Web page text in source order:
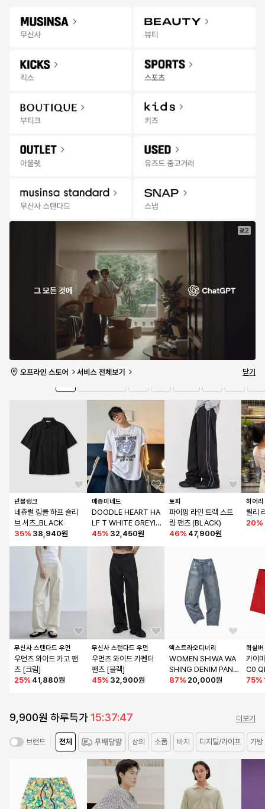
무신사 킥스 스타필드 고양점 오픈
콘텐츠 추천 세일 발매
TIMES_NEWS 6-PA
25,200원
바버
킹햄 부츠 - 올리브 / L
RF0088OL11
78%46,990원
3 4개 남음
비비안 웨스트우드
- 블랙 / 1803004W
Y003FN401
79% 175,990원
1 5개 남음
한정
유의사항 보기
타임세일15:37:46 더보기
넌블랭크
네츄럴 링클 하프 슬리
브 셔츠_BLACK
35% 38,940원
무신사 스탠다드 우먼
우먼즈 와이드 카고 팬
츠 [크림]
25% 41,880원
메종미네드
DOODLE HEART HA
LF T WHITE GREYIS
H BLUE
45% 32,450원
무신사 스탠다드 우먼
우먼즈 와이드 카펜터
팬츠 [블랙]
45% 32,900원
토피
파이핑 라인 트랙 스트
링 팬츠 (BLACK)
46% 47,900원
엑스트라오디너리
WOMEN SHIWA WA
SHING DENIM PANT
S  L/BLUE
87% 20,000원
히어리
릴리
20%
퀵실버
카이
C0
75%
9,900원 하루특가 15:37:46 더보기
브랜드 전체 상의 소품 바지 디지털/라이프 가방
Menu
광고
닫기
무신사 앱 설치하고 다양한 혜택과 코디 팁을 받아보세요!